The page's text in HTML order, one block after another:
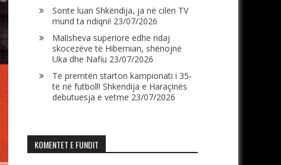
Sonte luan Shkëndija, ja në cilën TV
mund ta ndiqni! 23/07/2026
Malisheva superiore edhe ndaj
skocezëve të Hibernian, shënojnë
Uka dhe Nafiu 23/07/2026
Të premtën starton kampionati i 35-
të në futboll! Shkëndija e Haraçinës
debutuesja e vetme 23/07/2026
KOMENTET E FUNDIT